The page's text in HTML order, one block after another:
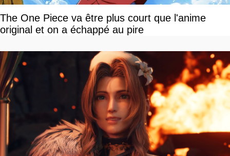
The One Piece va être plus court que l'anime
original et on a échappé au pire